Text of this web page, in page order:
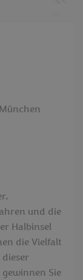
und die
Halbinsel
die Vielfalt
Sie